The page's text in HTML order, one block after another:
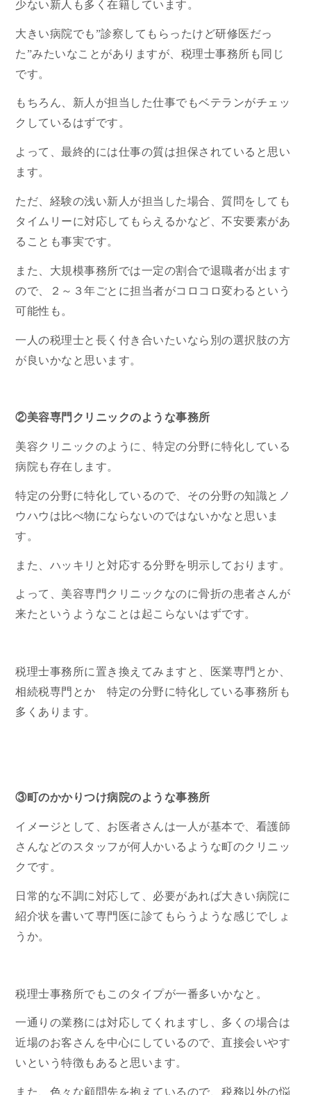
少ない新人も多く在籍しています。
大きい病院でも”診察してもらったけど研修医だっ
た”みたいなことがありますが、税理士事務所も同じ
です。
もちろん、新人が担当した仕事でもベテランがチェッ
クしているはずです。
よって、最終的には仕事の質は担保されていると思い
ます。
ただ、経験の浅い新人が担当した場合、質問をしても
タイムリーに対応してもらえるかなど、不安要素があ
ることも事実です。
また、大規模事務所では一定の割合で退職者が出ます
ので、２～３年ごとに担当者がコロコロ変わるという
可能性も。
一人の税理士と長く付き合いたいなら別の選択肢の方
が良いかなと思います。
②美容専門クリニックのような事務所
美容クリニックのように、特定の分野に特化している
病院も存在します。
特定の分野に特化しているので、その分野の知識とノ
ウハウは比べ物にならないのではないかなと思いま
す。
また、ハッキリと対応する分野を明示しております。
よって、美容専門クリニックなのに骨折の患者さんが
来たというようなことは起こらないはずです。
税理士事務所に置き換えてみますと、医業専門とか、
相続税専門とか 特定の分野に特化している事務所も
多くあります。
③町のかかりつけ病院のような事務所
イメージとして、お医者さんは一人が基本で、看護師
さんなどのスタッフが何人かいるような町のクリニッ
クです。
日常的な不調に対応して、必要があれば大きい病院に
紹介状を書いて専門医に診てもらうような感じでしょ
うか。
税理士事務所でもこのタイプが一番多いかなと。
一通りの業務には対応してくれますし、多くの場合は
近場のお客さんを中心にしているので、直接会いやす
いという特徴もあると思います。
また、色々な顧問先を抱えているので、税務以外の悩